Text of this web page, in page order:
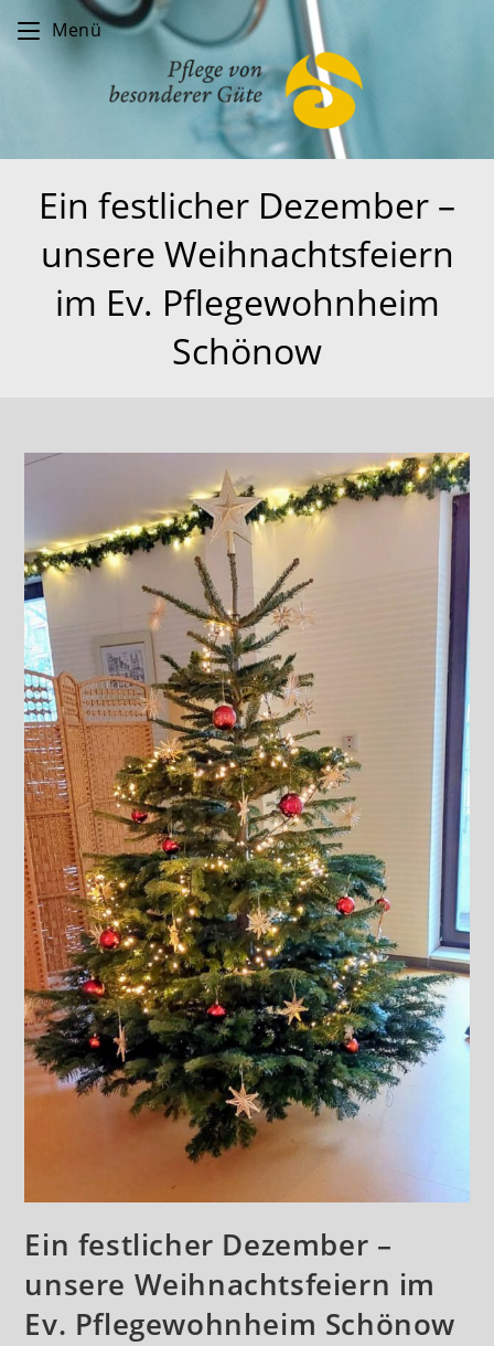
Inhalt
Menü
Ein festlicher Dezember –
unsere Weihnachtsfeiern
im Ev. Pflegewohnheim
Schönow
Ein festlicher Dezember –
unsere Weihnachtsfeiern im
Ev. Pflegewohnheim Schönow